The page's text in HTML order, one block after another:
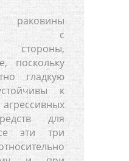
с
стороны,
поскольку
гладкую
к
для
эти три